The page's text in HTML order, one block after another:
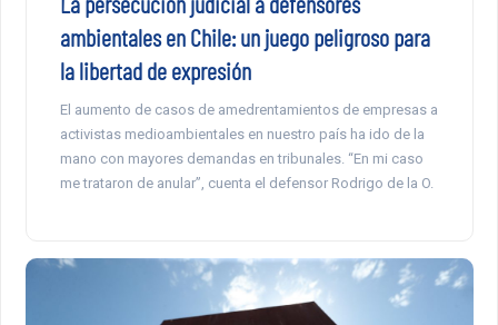
ambientales en Chile: un juego peligroso para
la libertad de expresión
El aumento de casos de amedrentamientos de empresas a
activistas medioambientales en nuestro país ha ido de la
mano con mayores demandas en tribunales. “En mi caso
me trataron de anular”, cuenta el defensor Rodrigo de la O.